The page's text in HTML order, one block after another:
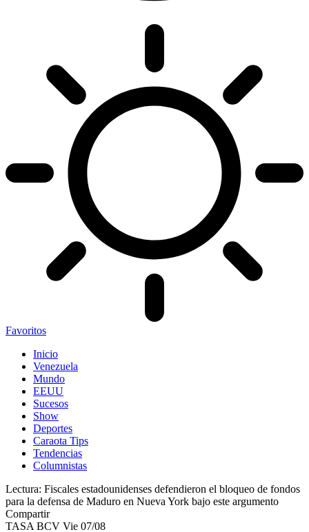
Favoritos
Inicio
Venezuela
Mundo
EEUU
Sucesos
Show
Deportes
Caraota Tips
Tendencias
Columnistas
Lectura: Fiscales estadounidenses defendieron el bloqueo de fondos
para la defensa de Maduro en Nueva York bajo este argumento
Compartir
TASA BCV Vie 07/08